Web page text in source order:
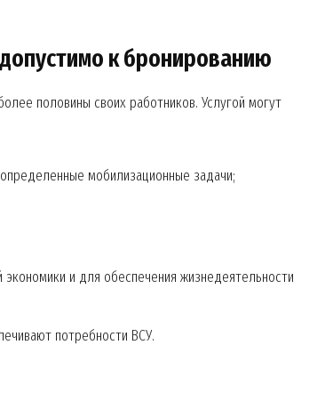
Company
к бронированию
половины своих работников. Услугой могут
мобилизационные задачи;
и для обеспечения жизнедеятельности
потребности ВСУ.